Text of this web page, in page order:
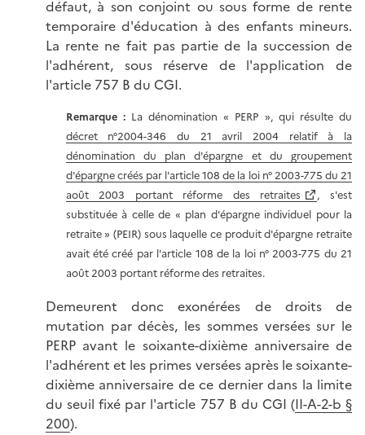
défaut, à son conjoint ou sous forme de rente
temporaire d'éducation à des enfants mineurs.
La rente ne fait pas partie de la succession de
l'adhérent, sous réserve de l'application de
l'article 757 B du CGI.
Remarque :La dénomination « PERP », qui résulte du
décret n°2004-346 du 21 avril 2004 relatif à la
dénomination du plan d'épargne et du groupement
d'épargne créés par l'article 108 de la loi n° 2003-775 du 21
août 2003 portant réforme des retraites
, s'est
substituée à celle de « plan d'épargne individuel pour la
retraite » (PEIR) sous laquelle ce produit d'épargne retraite
avait été créé par l'article 108 de la loi n° 2003-775 du 21
août 2003 portant réforme des retraites.
Demeurent donc exonérées de droits de
mutation par décès, les sommes versées sur le
PERP avant le soixante-dixième anniversaire de
l'adhérent et les primes versées après le soixante-
dixième anniversaire de ce dernier dans la limite
du seuil fixé par l'article 757 B du CGI (II-A-2-b §
200).